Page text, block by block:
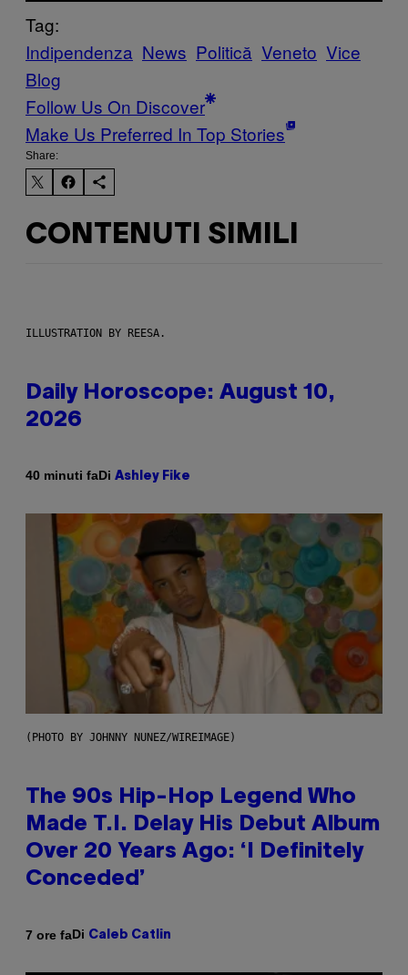
Tag:
Indipendenza News Politică Veneto Vice
Blog
Follow Us On Discover
Make Us Preferred In Top Stories
Share:
CONTENUTI SIMILI
ILLUSTRATION BY REESA.
Daily Horoscope: August 10,
2026
40 minuti faDi Ashley Fike
(PHOTO BY JOHNNY NUNEZ/WIREIMAGE)
The 90s Hip-Hop Legend Who
Made T.I. Delay His Debut Album
Over 20 Years Ago: ‘I Definitely
Conceded’
7 ore faDi Caleb Catlin